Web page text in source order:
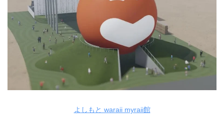
よしもと waraii myraii館